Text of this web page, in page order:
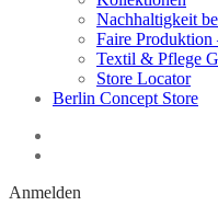
Nachhaltigkeit
Faire
Textil & Pflege
Store Locator
Berlin Concept Store
Anmelden